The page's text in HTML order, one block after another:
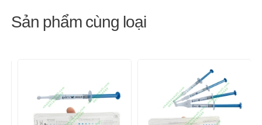
Sản phẩm cùng loại